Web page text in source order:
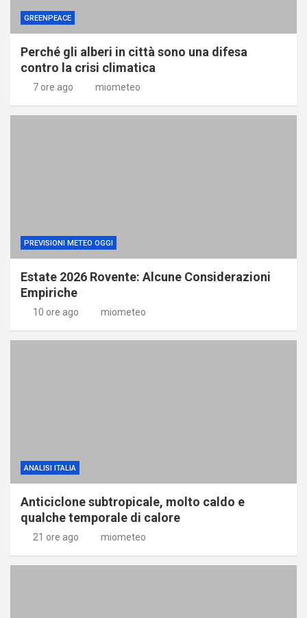
GREENPEACE
Perché gli alberi in città sono una difesa
contro la crisi climatica
7 ore ago miometeo
PREVISIONI METEO OGGI
Estate 2026 Rovente: Alcune Considerazioni
Empiriche
10 ore ago miometeo
ANALISI ITALIA
Anticiclone subtropicale, molto caldo e
qualche temporale di calore
21 ore ago miometeo